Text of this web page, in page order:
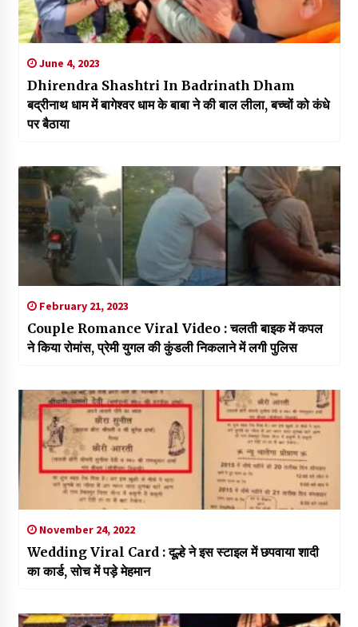
June 4, 2023
Dhirendra Shashtri In Badrinath Dham
बद्रीनाथ धाम में बागेश्वर धाम के बाबा ने की बाल लीला, बच्चों को कंधे
पर बैठाया
February 21, 2023
Couple Romance Viral Video : चलती बाइक में कपल
ने किया रोमांस, प्रेमी युगल की कुंडली निकलाने में लगी पुलिस
November 24, 2022
Wedding Viral Card : दूल्हे ने इस स्टाइल में छपवाया शादी
का कार्ड, सोच में पड़े मेहमान